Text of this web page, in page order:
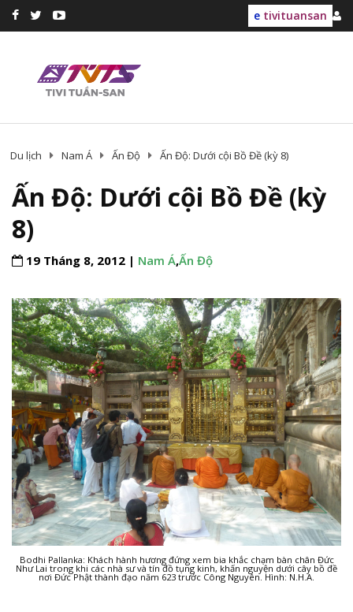
e tivituansan
Du lịch Nam Á Ấn Độ Ấn Độ: Dưới cội Bồ Đề (kỳ 8)
Ấn Độ: Dưới cội Bồ Đề (kỳ
8)
19 Tháng 8, 2012 | Nam Á,Ấn Độ
Bodhi Pallanka: Khách hành hương đứng xem bia khắc chạm bàn chân Đức
Như Lai trong khi các nhà sư và tín đồ tụng kinh, khấn nguyện dưới cây bồ đề
nơi Đức Phật thành đạo năm 623 trước Công Nguyên. Hình: N.H.A.